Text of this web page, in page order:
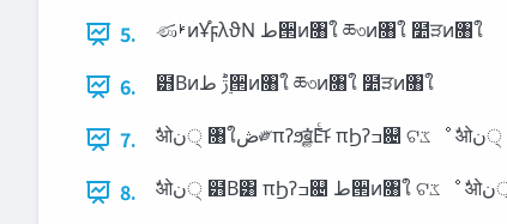
5.
ණࢁͷҰ֯ϝλϑΝ ‫ط‬੒ͷ৘ใ ཆ৩ͷ৘ใ ໺ੜͷ৘ใ
6.
๻Βͷ‫࣮ݱ‬ ‫ط‬੒ͷ৘ใ ཆ৩ͷ৘ใ ໺ੜͷ৘ใ
7.
8.